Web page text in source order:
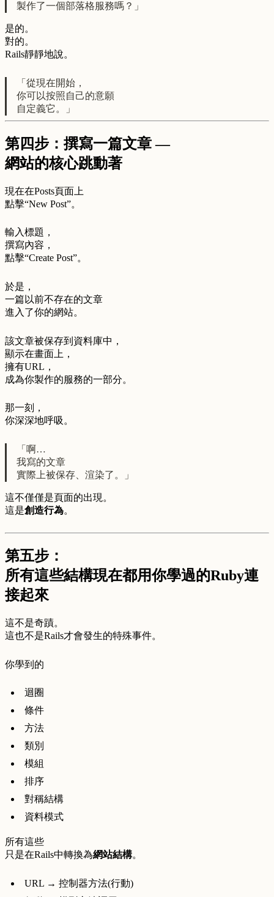
製作了一個部落格服務嗎？」
是的。
對的。
Rails靜靜地說。
「從現在開始，
你可以按照自己的意願
自定義它。」
第四步：撰寫一篇文章 —
網站的核心跳動著
現在在Posts頁面上
點擊“New Post”。
輸入標題，
撰寫內容，
點擊“Create Post”。
於是，
一篇以前不存在的文章
進入了你的網站。
該文章被保存到資料庫中，
顯示在畫面上，
擁有URL，
成為你製作的服務的一部分。
那一刻，
你深深地呼吸。
「啊…
我寫的文章
實際上被保存、渲染了。」
這不僅僅是頁面的出現。
這是創造行為。
第五步：
所有這些結構現在都用你學過的Ruby連
接起來
這不是奇蹟。
這也不是Rails才會發生的特殊事件。
你學到的
迴圈
條件
方法
類別
模組
排序
對稱結構
資料模式
所有這些
只是在Rails中轉換為網站結構。
URL → 控制器方法(行動)